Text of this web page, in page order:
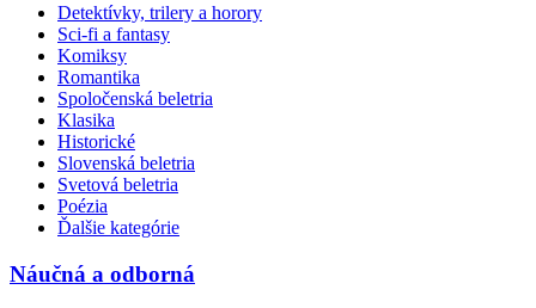
Detektívky, trilery a horory
Sci-fi a fantasy
Komiksy
Romantika
Spoločenská beletria
Klasika
Historické
Slovenská beletria
Svetová beletria
Poézia
Ďalšie kategórie
Náučná a odborná